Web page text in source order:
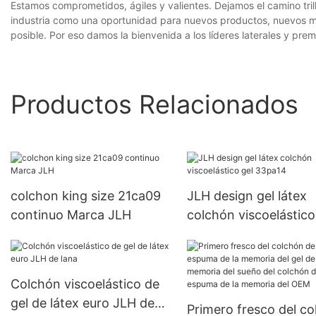
Estamos comprometidos, ágiles y valientes. Dejamos el camino
industria como una oportunidad para nuevos productos, nuevos
posible. Por eso damos la bienvenida a los líderes laterales y
Productos Relacionados
colchon king size 21ca09
continuo Marca JLH
JLH design gel látex
colchón
Colchón viscoelástico de
gel de látex euro JLH de
Primero fresco del